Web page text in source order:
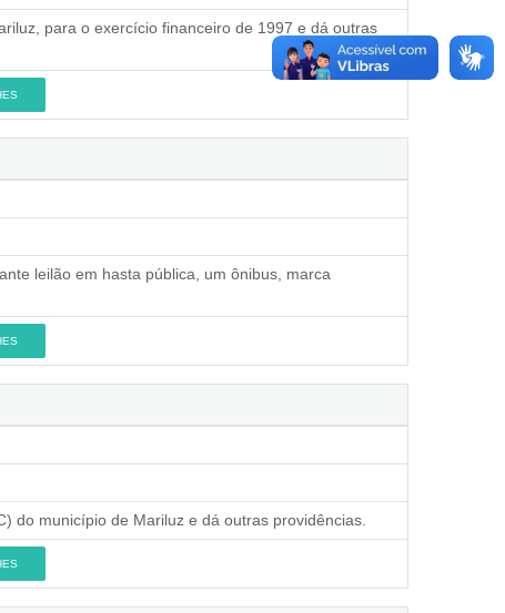
para o exercício financeiro de 1997 e dá outras
leilão em hasta pública, um ônibus, marca
do município de Mariluz e dá outras providências.